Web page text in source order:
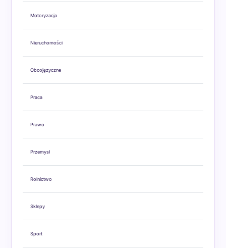
Motoryzacja
Nieruchomości
Obcojęzyczne
Praca
Prawo
Przemysł
Rolnictwo
Sklepy
Sport